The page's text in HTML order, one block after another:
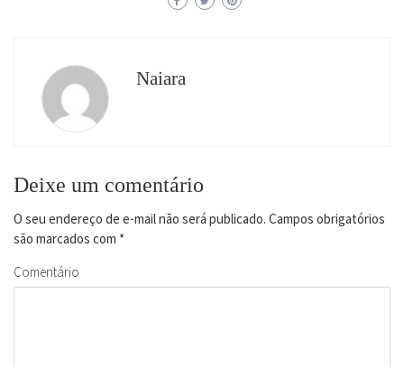
Naiara
Deixe um comentário
O seu endereço de e-mail não será publicado. Campos obrigatórios
são marcados com *
Comentário